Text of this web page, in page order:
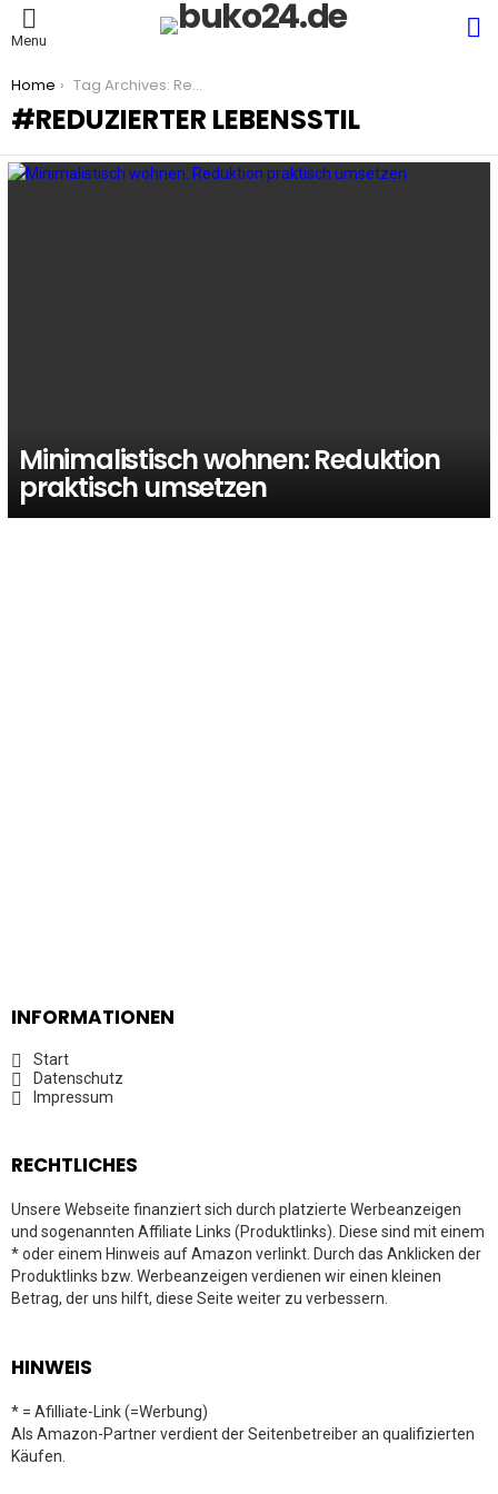
Menu
You are here:
Home Tag Archives: Reduzierter Lebensstil
REDUZIERTER LEBENSSTIL
Minimalistisch wohnen: Reduktion
praktisch umsetzen
INFORMATIONEN
Start
Datenschutz
Impressum
RECHTLICHES
Unsere Webseite finanziert sich durch platzierte Werbeanzeigen
und sogenannten Affiliate Links (Produktlinks). Diese sind mit einem
* oder einem Hinweis auf Amazon verlinkt. Durch das Anklicken der
Produktlinks bzw. Werbeanzeigen verdienen wir einen kleinen
Betrag, der uns hilft, diese Seite weiter zu verbessern.
HINWEIS
* = Afilliate-Link (=Werbung)
Als Amazon-Partner verdient der Seitenbetreiber an qualifizierten
Käufen.